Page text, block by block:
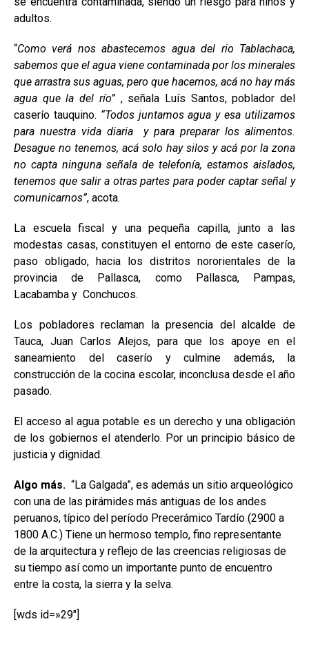
adultos.
“Como verá nos abastecemos agua del rio Tablachaca,
sabemos que el agua viene contaminada por los minerales
que arrastra sus aguas, pero que hacemos, acá no hay más
agua que la del río”, señala Luís Santos, poblador del
caserío tauquino. “Todos juntamos agua y esa utilizamos
para nuestra vida diaria y para preparar los alimentos.
Desague no tenemos, acá solo hay silos y acá por la zona
no capta ninguna señala de telefonía, estamos aislados,
tenemos que salir a otras partes para poder captar señal y
comunicarnos”, acota.
La escuela fiscal y una pequeña capilla, junto a las
modestas casas, constituyen el entorno de este caserío,
paso obligado, hacia los distritos nororientales de la
provincia de Pallasca, como Pallasca, Pampas,
Lacabamba y Conchucos.
Los pobladores reclaman la presencia del alcalde de
Tauca, Juan Carlos Alejos, para que los apoye en el
saneamiento del caserío y culmine además, la
construcción de la cocina escolar, inconclusa desde el año
pasado.
El acceso al agua potable es un derecho y una obligación
de los gobiernos el atenderlo. Por un principio básico de
justicia y dignidad.
Algo más. “La Galgada”, es además un sitio arqueológico
con una de las pirámides más antiguas de los andes
peruanos, típico del período Precerámico Tardío (2900 a
1800 A.C.) Tiene un hermoso templo, fino representante
de la arquitectura y reflejo de las creencias religiosas de
su tiempo así como un importante punto de encuentro
entre la costa, la sierra y la selva.
[wds id=»29″]